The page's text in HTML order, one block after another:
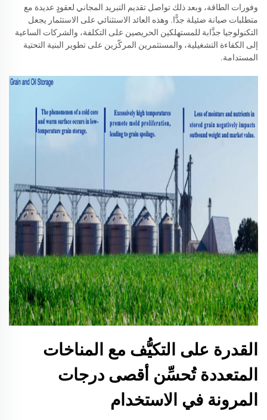
وفورات الطاقة، وبعد ذلك تواصل تقديم التبريد المجاني لعقودٍ عديدة مع
متطلبات صيانة ضئيلة جدًّا. وهذه العائد الاستثنائي على الاستثمار يجعل
التكنولوجيا جذَّابة للمستهلكين الحريصين على التكلفة، والشركات الساعية
إلى الكفاءة التشغيلية، والمستثمرين المركّزين على تطوير البنية التحتية
المستدامة.
القدرة على التكيُّف مع المناخات
المتعددة تُحسِّن أقصى درجات
المرونة في الاستخدام